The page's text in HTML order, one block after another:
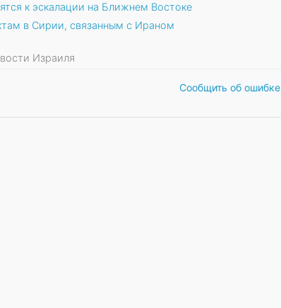
к эскалации на Ближнем Востоке
в Сирии, связанным с Ираном
Израиля
Сообщить об ошибке